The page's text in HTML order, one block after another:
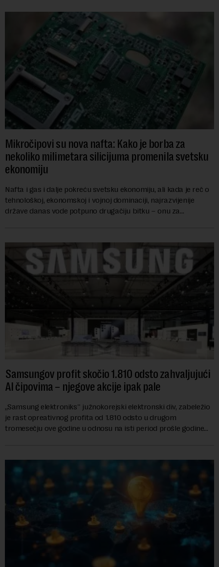
Mikročipovi su nova nafta: Kako je borba za
nekoliko milimetara silicijuma promenila svetsku
ekonomiju
Nafta i gas i dalje pokreću svetsku ekonomiju, ali kada je reč o
tehnološkoj, ekonomskoj i vojnoj dominaciji, najrazvijenije
države danas vode potpuno drugačiju bitku – onu za
Samsungov profit skočio 1.810 odsto zahvaljujući
AI čipovima – njegove akcije ipak pale
,,Samsung elektroniks'' južnokorejski elektronski div, zabeležio
je rast opreativnog profita od 1.810 odsto u drugom
tromesečju ove godine u odnosu na isti period prošle godine